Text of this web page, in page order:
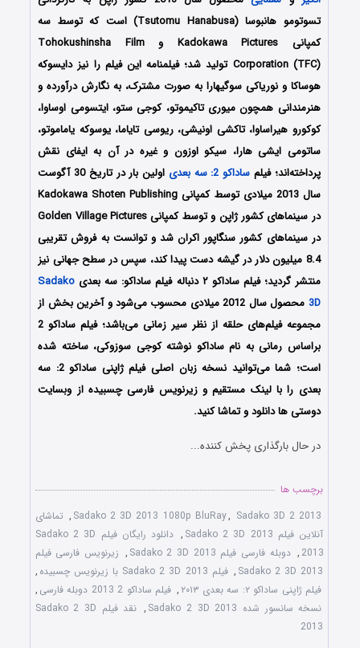
تسوتومو هانبوسا (Tsutomu Hanabusa) است که توسط سه
کمپانی Kadokawa Pictures و Tohokushinsha Film
Corporation (TFC) تولید شد؛ فیلمنامه این فیلم را نیز
دایسوکه
هوساکا و نوریاکی سوگیهارا به صورت مشترک، به نگارش درآورده و
هنرمندانی همچون میوری تاکیموتو، کوجی ستو، ایتسومی اوساوا،
کوکورو هیراساوا، تاکشی اونیشی، ریوسی تایاما، یوسوکه یاماموتو،
ساتومی ایشی هارا، سیکو اوزون و غیره در آن به ایفای نقش
پرداخته‌اند؛ فیلم ساداکو 2: سه بعدی اولین
بار در تاریخ 30 آگوست
سال 2013 میلادی توسط کمپانی Kadokawa Shoten Publishing
در سینماهای کشور ژاپن و توسط کمپانی Golden Village Pictures
در سینماهای کشور سنگاپور اکران شد و توانست به فروش تقریبی
8.4 میلیون دلار در گیشه دست پیدا کند، سپس در سطح جهانی نیز
منتشر گردید؛ فیلم ساداکو ۲ دنباله فیلم ساداکو: سه بعدی
Sadako
3D
محصول سال 2012 میلادی محسوب می‌شود و آخرین بخش از
مجموعه فیلم‌های حلقه از نظر سیر زمانی می‌باشد؛ فیلم ساداکو 2
براساس رمانی به نام ساداکو نوشته کوجی سوزوکی، ساخته شده
است؛ شما می‌توانید نسخه زبان اصلی فیلم ژاپنی ساداکو 2: سه
بعدی را با ‌لینک مستقیم و زیرنویس فارسی چسبیده از وبسایت
دوستی ها دانلود و تماشا کنید.
در حال بارگذاری پخش کننده...
برچسب ها
Sadako 2 3D 2013 1080p BluRay, Sadako 3D 2 2013
, تماشای
آنلاین فیلم Sadako 2 3D 2013
,
دانلود رایگان فیلم Sadako 2 3D
2013
, دوبله فارسی فیلم Sadako 2 3D 2013 , زیرنویس فارسی فیلم
Sadako 2 3D 2013
, فیلم Sadako 2 3D 2013 با زیرنویس چسبیده
,
فیلم ژاپنی ساداکو ۲: سه بعدی ۲۰۱۳
, فیلم ساداکو 2 2013 دوبله فارسی
,
نسخه سانسور شده Sadako 2 3D 2013
,
نقد فیلم Sadako 2 3D
2013